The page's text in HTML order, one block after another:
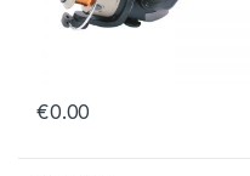
€0.00